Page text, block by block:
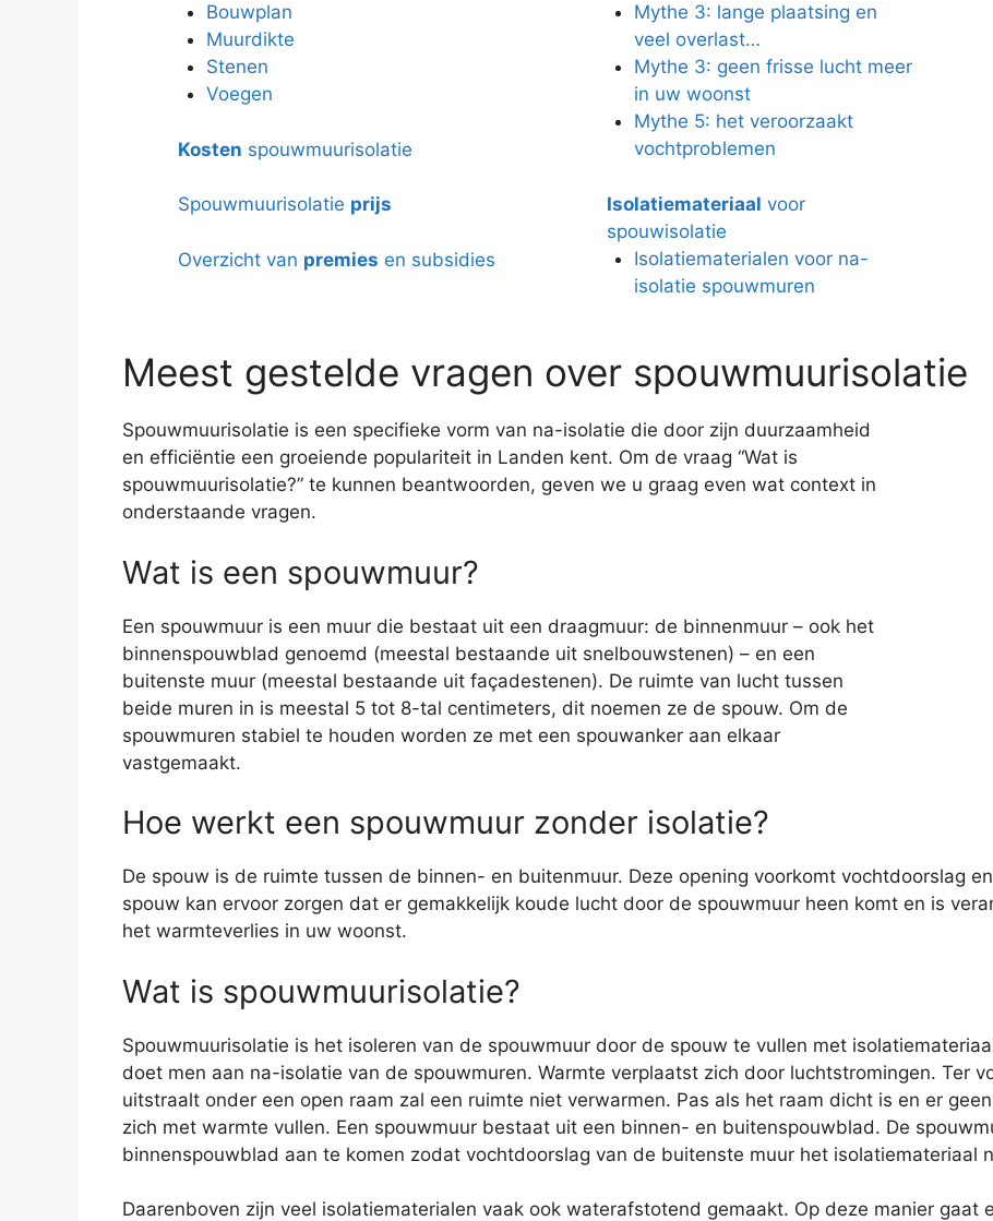
Bouwplan
Muurdikte
Stenen
Voegen
Kosten spouwmuurisolatie
Spouwmuurisolatie prijs
Overzicht van premies en subsidies
Mythe 3: lange plaatsing en
veel overlast…
Mythe 3: geen frisse lucht meer
in uw woonst
Mythe 5: het veroorzaakt
vochtproblemen
Isolatiemateriaal voor
spouwisolatie
Isolatiematerialen voor na-
isolatie spouwmuren
Meest gestelde vragen over spouwmuurisolatie
Spouwmuurisolatie is een specifieke vorm van na-isolatie die door zijn duurzaamheid
en efficiëntie een groeiende populariteit in Landen kent. Om de vraag “Wat is
spouwmuurisolatie?” te kunnen beantwoorden, geven we u graag even wat context in
onderstaande vragen.
Wat is een spouwmuur?
Een spouwmuur is een muur die bestaat uit een draagmuur: de binnenmuur – ook het
binnenspouwblad genoemd (meestal bestaande uit snelbouwstenen) – en een
buitenste muur (meestal bestaande uit façadestenen). De ruimte van lucht tussen
beide muren in is meestal 5 tot 8-tal centimeters, dit noemen ze de spouw. Om de
spouwmuren stabiel te houden worden ze met een spouwanker aan elkaar
vastgemaakt.
Hoe werkt een spouwmuur zonder isolatie?
De spouw is de ruimte tussen de binnen- en buitenmuur. Deze opening voorkomt vochtdoorslag
spouw kan ervoor zorgen dat er gemakkelijk koude lucht door de spouwmuur heen komt en is
het warmteverlies in uw woonst.
Wat is spouwmuurisolatie?
Spouwmuurisolatie is het isoleren van de spouwmuur door de spouw te vullen met
doet men aan na-isolatie van de spouwmuren. Warmte verplaatst zich door luchtstromingen. Ter
uitstraalt onder een open raam zal een ruimte niet verwarmen. Pas als het raam dicht is en er
zich met warmte vullen. Een spouwmuur bestaat uit een binnen- en buitenspouwblad. De
binnenspouwblad aan te komen zodat vochtdoorslag van de buitenste muur het isolatiemateriaal
Daarenboven zijn veel isolatiematerialen vaak ook waterafstotend gemaakt. Op deze manier gaat